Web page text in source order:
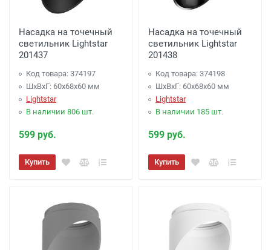
Насадка на точечный
светильник Lightstar
201437
Код товара: 374197
ШхВхГ: 60x68x60 мм
Lightstar
В наличии 806 шт.
599 руб.
Купить
Насадка на точечный
светильник Lightstar
201438
Код товара: 374198
ШхВхГ: 60x68x60 мм
Lightstar
В наличии 185 шт.
599 руб.
Купить